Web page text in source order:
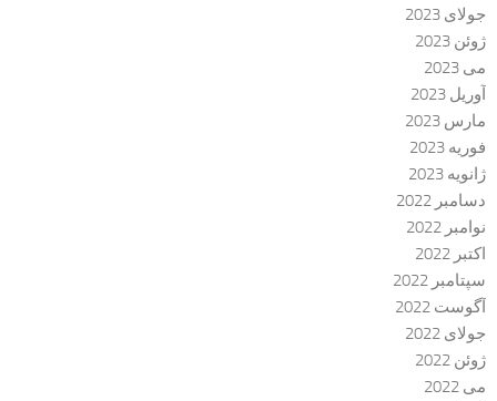
جولای 2023
ژوئن 2023
می 2023
آوریل 2023
مارس 2023
فوریه 2023
ژانویه 2023
دسامبر 2022
نوامبر 2022
اکتبر 2022
سپتامبر 2022
آگوست 2022
جولای 2022
ژوئن 2022
می 2022